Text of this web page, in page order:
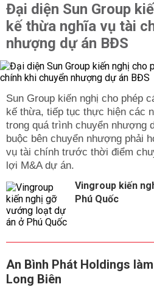
Đại diện Sun Group
kế thừa nghĩa vụ tài
nhượng dự án BĐS
Sun Group kiến nghị cho phép
kế thừa, tiếp tục thực hiện các
trong quá trình chuyển nhượng
buộc bên chuyển nhượng phải
vụ tài chính trước thời điểm
lợi M&A dự án.
Vingroup kiến
Phú Quốc
An Bình Phát Holdings
Long Biên